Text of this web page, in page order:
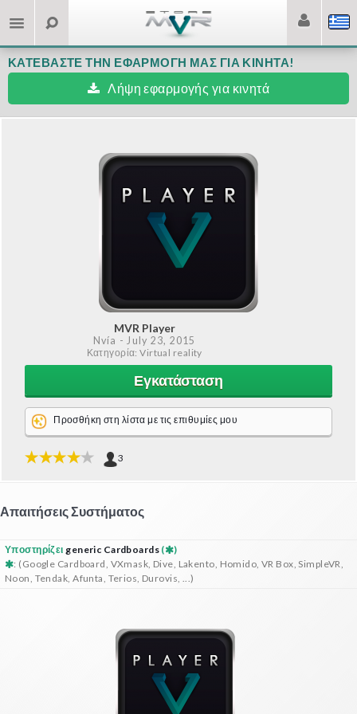
ΚΑΤΕΒΆΣΤΕ ΤΗΝ ΕΦΑΡΜΟΓΉ ΜΑΣ ΓΙΑ ΚΙΝΗΤΆ!
Λήψη εφαρμογής για κινητά
MVR Player
Nvía - July 23, 2015
Κατηγορία: Virtual reality
Εγκατάσταση
Προσθήκη στη λίστα με τις επιθυμίες μου
3
Απαιτήσεις Συστήματος
Υποστηρίζειgeneric Cardboards (
)
: (Google Cardboard, VXmask, Dive, Lakento, Homido, VR Box, SimpleVR,
Noon, Tendak, Afunta, Terios, Durovis, ...)